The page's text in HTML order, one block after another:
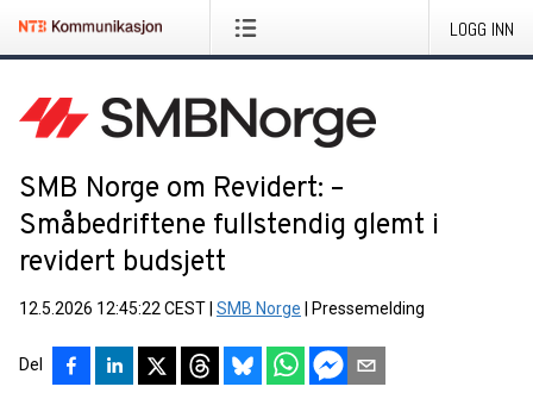
LOGG INN
SMB Norge om Revidert: –
Småbedriftene fullstendig glemt i
revidert budsjett
12.5.2026 12:45:22 CEST SMB Norge Pressemelding
Del